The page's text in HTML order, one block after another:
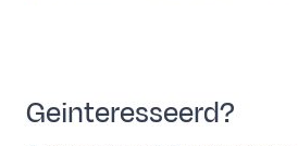
Geinteresseerd?